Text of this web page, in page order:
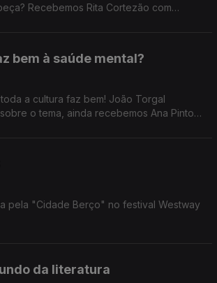
Recebemos Rita Cortezão com
bem à saúde mental?
a cultura faz bem! João Torgal
o tema, ainda recebemos Ana Pinto
pela "Cidade Berço" no festival Westway
da literatura